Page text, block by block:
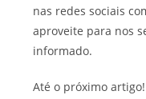
nas redes sociais
aproveite para nos
informado.
Até o próximo artigo!